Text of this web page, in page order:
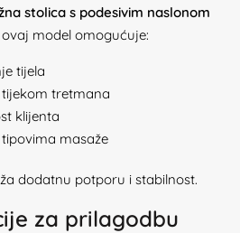
stolica s podesivim naslonom
ovaj model omogućuje:
tijela
tretmana
klijenta
masaže
dodatnu potporu i stabilnost.
za prilagodbu